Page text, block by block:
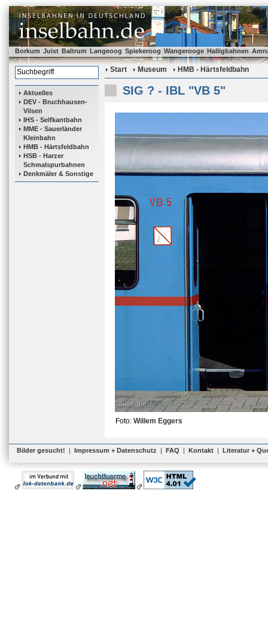
Borkum Juist Baltrum Langeoog Spiekeroog Wangerooge Halligbahnen
Aktuelles
DEV - Bruchhausen-
Vilsen
IHS - Selfkantbahn
MME - Sauerländer
Kleinbahn
HMB - Härtsfeldbahn
HSB - Harzer
Schmalspurbahnen
Denkmäler & Sonstige
Start Museum HMB - Härtsfeldbahn
SIG ? - IBL "VB 5"
Foto: Willem Eggers
Bilder gesucht! | Impressum + Datenschutz | FAQ | Kontakt | Literatur +